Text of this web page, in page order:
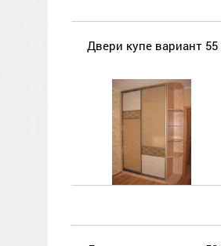
Двери купе вариант 55